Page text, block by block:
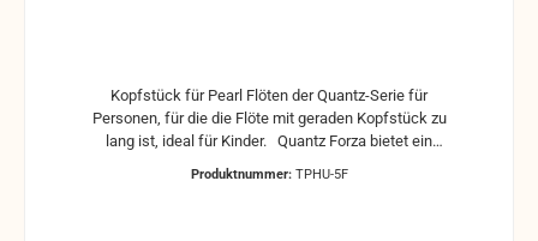
Kopfstück für Pearl Flöten der Quantz-Serie für
Personen, für die die Flöte mit geraden Kopfstück zu
lang ist, ideal für Kinder. Quantz Forza bietet ein
Produktnummer: TPHU-5F